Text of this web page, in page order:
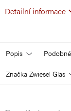
Detailní informace
Popis
Značka Zwiesel Glas